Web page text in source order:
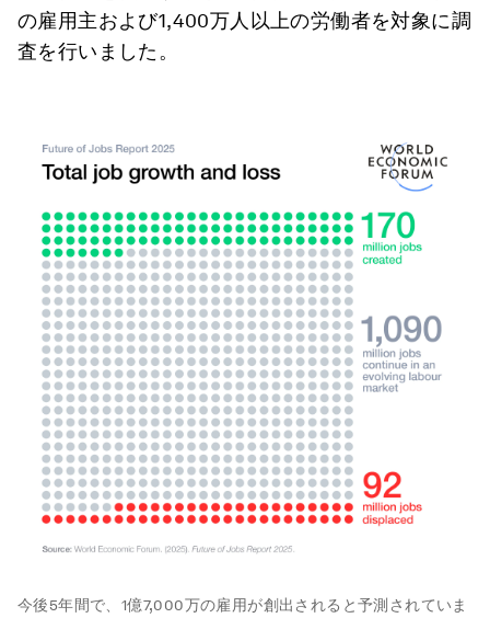
の雇用主および1,400万人以上の労働者を対象に調
査を行いました。
今後5年間で、1億7,000万の雇用が創出されると予測されていま